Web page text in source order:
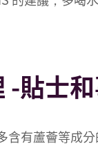
-貼士
含有蘆薈等成